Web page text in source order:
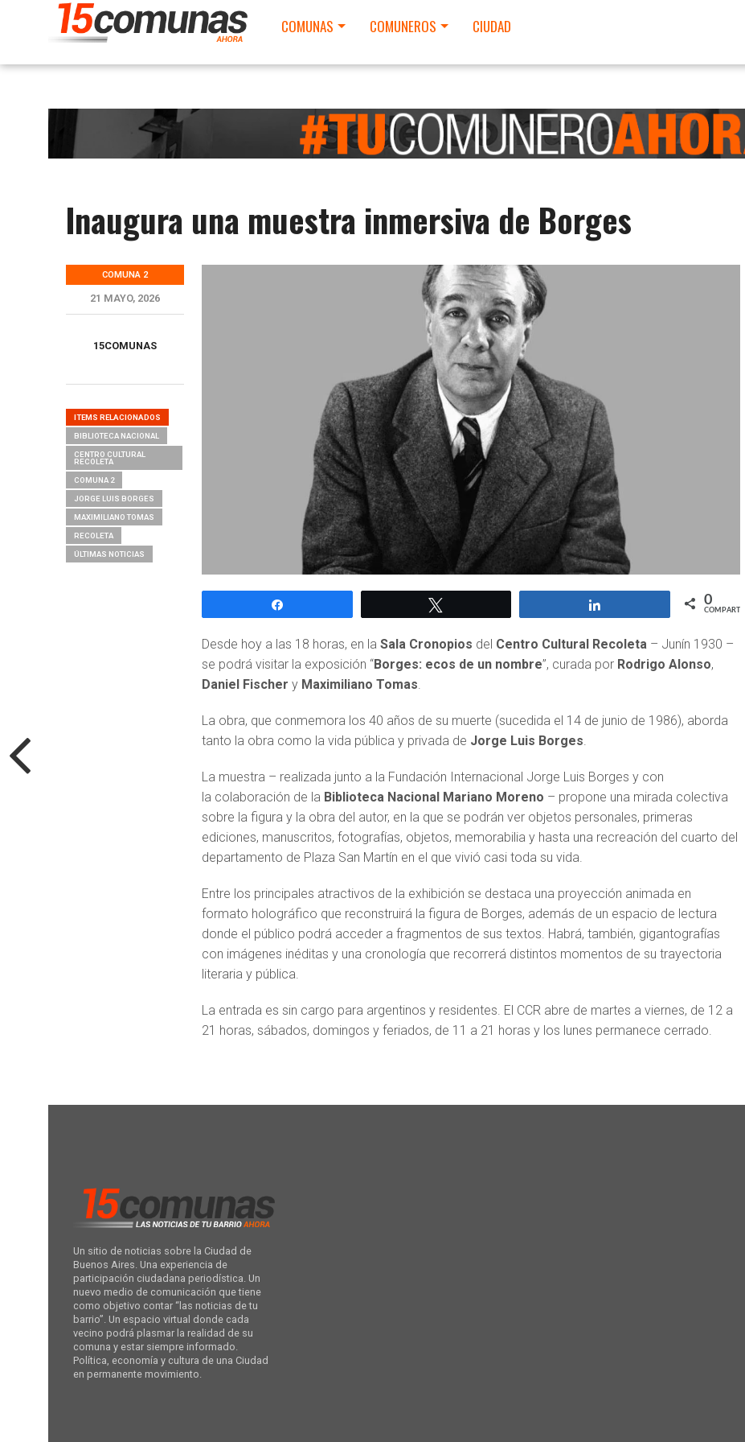
COMUNAS COMUNEROS CIUDAD
Inaugura una muestra inmersiva de Borges
COMUNA 2
21 MAYO, 2026
15COMUNAS
ITEMS RELACIONADOS
BIBLIOTECA NACIONAL
CENTRO CULTURAL
RECOLETA
COMUNA 2
JORGE LUIS BORGES
MAXIMILIANO TOMAS
RECOLETA
ÚLTIMAS NOTICIAS
0
COMPARTIR
Desde hoy a las 18 horas, en la Sala Cronopios del Centro Cultural Recoleta– Junín 1930 –
se podrá visitar la exposición “Borges: ecos de un nombre”, curada por Rodrigo Alonso,
Daniel Fischer y Maximiliano Tomas.
La obra, que conmemora los 40 años de su muerte (sucedida el 14 de junio de 1986), aborda
tanto la obra como la vida pública y privada de Jorge Luis Borges.
La muestra – realizada junto a la Fundación Internacional Jorge Luis Borges y con
la colaboración de la Biblioteca Nacional Mariano Moreno – propone una mirada colectiva
sobre la figura y la obra del autor, en la que se podrán ver objetos personales, primeras
ediciones, manuscritos, fotografías, objetos, memorabilia y hasta una recreación del cuarto del
departamento de Plaza San Martín en el que vivió casi toda su vida.
Entre los principales atractivos de la exhibición se destaca una proyección animada en
formato holográfico que reconstruirá la figura de Borges, además de un espacio de lectura
donde el público podrá acceder a fragmentos de sus textos. Habrá, también, gigantografías
con imágenes inéditas y una cronología que recorrerá distintos momentos de su trayectoria
literaria y pública.
La entrada es sin cargo para argentinos y residentes. El CCR abre de martes a viernes, de 12 a
21 horas, sábados, domingos y feriados, de 11 a 21 horas y los lunes permanece cerrado.
Un sitio de noticias sobre la Ciudad de
Buenos Aires. Una experiencia de
participación ciudadana periodística. Un
nuevo medio de comunicación que tiene
como objetivo contar “las noticias de tu
barrio”. Un espacio virtual donde cada
vecino podrá plasmar la realidad de su
comuna y estar siempre informado.
Política, economía y cultura de una Ciudad
en permanente movimiento.